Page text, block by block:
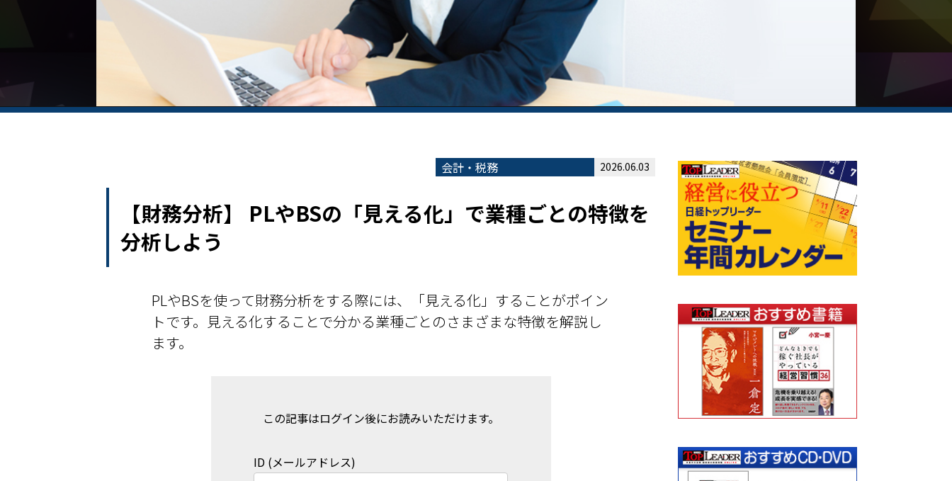
会計・税務 2026.06.03
【財務分析】 PLやBSの「見える化」で業種ごとの特徴を
分析しよう
PLやBSを使って財務分析をする際には、「見える化」することがポイン
トです。見える化することで分かる業種ごとのさまざまな特徴を解説し
ます。
この記事はログイン後にお読みいただけます。
ID (メールアドレス)